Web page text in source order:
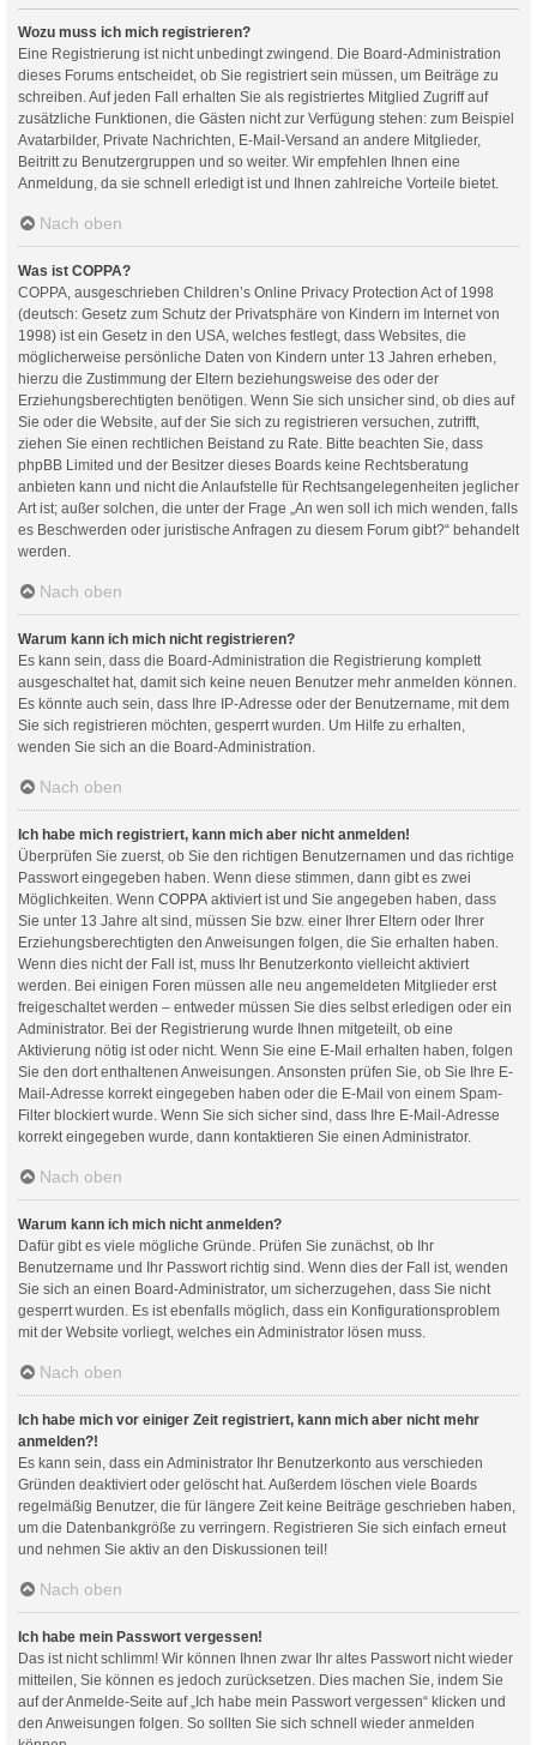
Wozu muss ich mich registrieren?
Eine Registrierung ist nicht unbedingt zwingend. Die Board-Administration
dieses Forums entscheidet, ob Sie registriert sein müssen, um Beiträge zu
schreiben. Auf jeden Fall erhalten Sie als registriertes Mitglied Zugriff auf
zusätzliche Funktionen, die Gästen nicht zur Verfügung stehen: zum Beispiel
Avatarbilder, Private Nachrichten, E-Mail-Versand an andere Mitglieder,
Beitritt zu Benutzergruppen und so weiter. Wir empfehlen Ihnen eine
Anmeldung, da sie schnell erledigt ist und Ihnen zahlreiche Vorteile bietet.
Nach oben
Was ist COPPA?
COPPA, ausgeschrieben Children’s Online Privacy Protection Act of 1998
(deutsch: Gesetz zum Schutz der Privatsphäre von Kindern im Internet von
1998) ist ein Gesetz in den USA, welches festlegt, dass Websites, die
möglicherweise persönliche Daten von Kindern unter 13 Jahren erheben,
hierzu die Zustimmung der Eltern beziehungsweise des oder der
Erziehungsberechtigten benötigen. Wenn Sie sich unsicher sind, ob dies auf
Sie oder die Website, auf der Sie sich zu registrieren versuchen, zutrifft,
ziehen Sie einen rechtlichen Beistand zu Rate. Bitte beachten Sie, dass
phpBB Limited und der Besitzer dieses Boards keine Rechtsberatung
anbieten kann und nicht die Anlaufstelle für Rechtsangelegenheiten jeglicher
Art ist; außer solchen, die unter der Frage „An wen soll ich mich wenden, falls
es Beschwerden oder juristische Anfragen zu diesem Forum gibt?“ behandelt
werden.
Nach oben
Warum kann ich mich nicht registrieren?
Es kann sein, dass die Board-Administration die Registrierung komplett
ausgeschaltet hat, damit sich keine neuen Benutzer mehr anmelden können.
Es könnte auch sein, dass Ihre IP-Adresse oder der Benutzername, mit dem
Sie sich registrieren möchten, gesperrt wurden. Um Hilfe zu erhalten,
wenden Sie sich an die Board-Administration.
Nach oben
Ich habe mich registriert, kann mich aber nicht anmelden!
Überprüfen Sie zuerst, ob Sie den richtigen Benutzernamen und das richtige
Passwort eingegeben haben. Wenn diese stimmen, dann gibt es zwei
Möglichkeiten. Wenn COPPA aktiviert ist und Sie angegeben haben, dass
Sie unter 13 Jahre alt sind, müssen Sie bzw. einer Ihrer Eltern oder Ihrer
Erziehungsberechtigten den Anweisungen folgen, die Sie erhalten haben.
Wenn dies nicht der Fall ist, muss Ihr Benutzerkonto vielleicht aktiviert
werden. Bei einigen Foren müssen alle neu angemeldeten Mitglieder erst
freigeschaltet werden – entweder müssen Sie dies selbst erledigen oder ein
Administrator. Bei der Registrierung wurde Ihnen mitgeteilt, ob eine
Aktivierung nötig ist oder nicht. Wenn Sie eine E-Mail erhalten haben, folgen
Sie den dort enthaltenen Anweisungen. Ansonsten prüfen Sie, ob Sie Ihre E-
Mail-Adresse korrekt eingegeben haben oder die E-Mail von einem Spam-
Filter blockiert wurde. Wenn Sie sich sicher sind, dass Ihre E-Mail-Adresse
korrekt eingegeben wurde, dann kontaktieren Sie einen Administrator.
Nach oben
Warum kann ich mich nicht anmelden?
Dafür gibt es viele mögliche Gründe. Prüfen Sie zunächst, ob Ihr
Benutzername und Ihr Passwort richtig sind. Wenn dies der Fall ist, wenden
Sie sich an einen Board-Administrator, um sicherzugehen, dass Sie nicht
gesperrt wurden. Es ist ebenfalls möglich, dass ein Konfigurationsproblem
mit der Website vorliegt, welches ein Administrator lösen muss.
Nach oben
Ich habe mich vor einiger Zeit registriert, kann mich aber nicht mehr
anmelden?!
Es kann sein, dass ein Administrator Ihr Benutzerkonto aus verschieden
Gründen deaktiviert oder gelöscht hat. Außerdem löschen viele Boards
regelmäßig Benutzer, die für längere Zeit keine Beiträge geschrieben haben,
um die Datenbankgröße zu verringern. Registrieren Sie sich einfach erneut
und nehmen Sie aktiv an den Diskussionen teil!
Nach oben
Ich habe mein Passwort vergessen!
Das ist nicht schlimm! Wir können Ihnen zwar Ihr altes Passwort nicht wieder
mitteilen, Sie können es jedoch zurücksetzen. Dies machen Sie, indem Sie
auf der Anmelde-Seite auf „Ich habe mein Passwort vergessen“ klicken und
den Anweisungen folgen. So sollten Sie sich schnell wieder anmelden